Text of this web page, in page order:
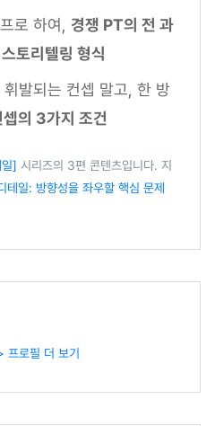
로 하여, 경쟁 PT의 전 과
토리텔링 형식
발되는 컨셉 말고, 한 방
셉의 3가지 조건
] 시리즈의 3편 콘텐츠입니다. 지
테일: 방향성을 좌우할 핵심 문제
프로필 더 보기